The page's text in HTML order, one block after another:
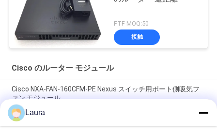
FTF MOQ:50
接触
Cisco のルーター モジュール
Cisco NXA-FAN-160CFM-PE Nexus スイッチ用ポート側吸気フ
ァン モジュール
ISR4221-SEC/K9 ISR 4321 with 2 onboard GE, 2 NIM slots, 1 ISC
slot, 4 GB Flash Memory default, 4 GB DRAM default
Laura